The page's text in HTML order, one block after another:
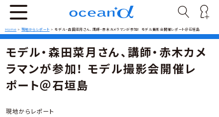
Home > 現地からレポート > モデル・森田菜月さん、講師・赤木カメラマンが参加！ モデル撮影会開催レポート＠石垣島
モデル・森田菜月さん、講師・赤木カメ
ラマンが参加！ モデル撮影会開催レ
ポート＠石垣島
現地からレポート